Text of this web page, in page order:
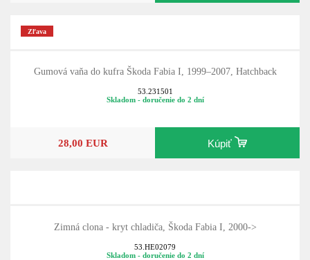
Zľava
Gumová vaňa do kufra Škoda Fabia I, 1999–2007, Hatchback
53.231501
Skladom - doručenie do 2 dní
28,00 EUR Kúpiť
Zimná clona - kryt chladiča, Škoda Fabia I, 2000->
53.HE02079
Skladom - doručenie do 2 dní